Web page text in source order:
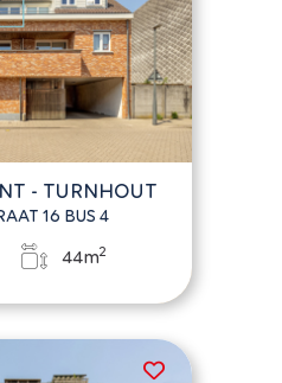
- TURNHOUT
16 BUS 4
44m2